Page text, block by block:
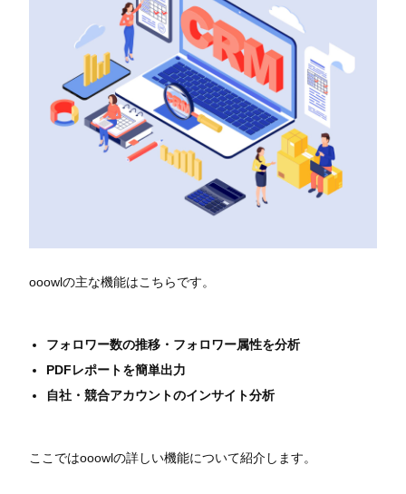
ooowlの主な機能はこちらです。
フォロワー数の推移・フォロワー属性を分析
PDFレポートを簡単出力
自社・競合アカウントのインサイト分析
ここではooowlの詳しい機能について紹介します。